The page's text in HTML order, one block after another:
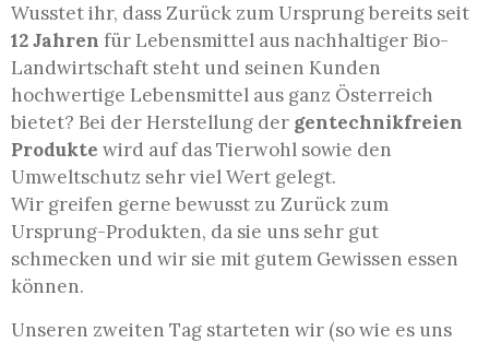
Wusstet ihr, dass Zurück zum Ursprung bereits seit
12 Jahren für Lebensmittel aus nachhaltiger Bio-
Landwirtschaft steht und seinen Kunden
hochwertige Lebensmittel aus ganz Österreich
bietet? Bei der Herstellung der gentechnikfreien
Produkte wird auf das Tierwohl sowie den
Umweltschutz sehr viel Wert gelegt.
Wir greifen gerne bewusst zu Zurück zum
Ursprung-Produkten, da sie uns sehr gut
schmecken und wir sie mit gutem Gewissen essen
können.
Unseren zweiten Tag starteten wir (so wie es uns